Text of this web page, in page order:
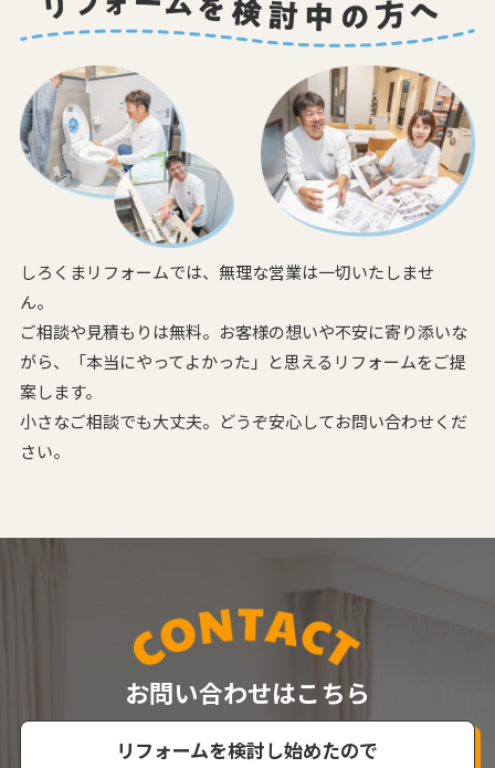
しろくまリフォームでは、無理な営業は一切いたしませ
ん。
ご相談や見積もりは無料。お客様の想いや不安に寄り添いな
がら、
「本当にやってよかった」と思えるリフォームをご提
案します。
小さなご相談でも大丈夫。どうぞ安心してお問い合わせくだ
さい。
お問い合わせはこちら
リフォームを検討し始めたので